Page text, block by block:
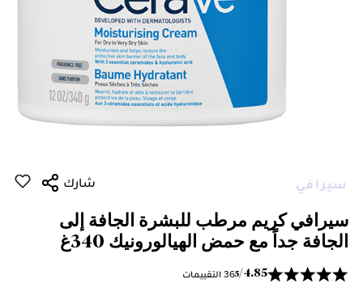
سيرافي شارك
سيرافي كريم مرطب للبشرة الجافة إلى
الجافة جداً مع حمض الهيالورونيك 340غ
4.85
/
536 التقييمات